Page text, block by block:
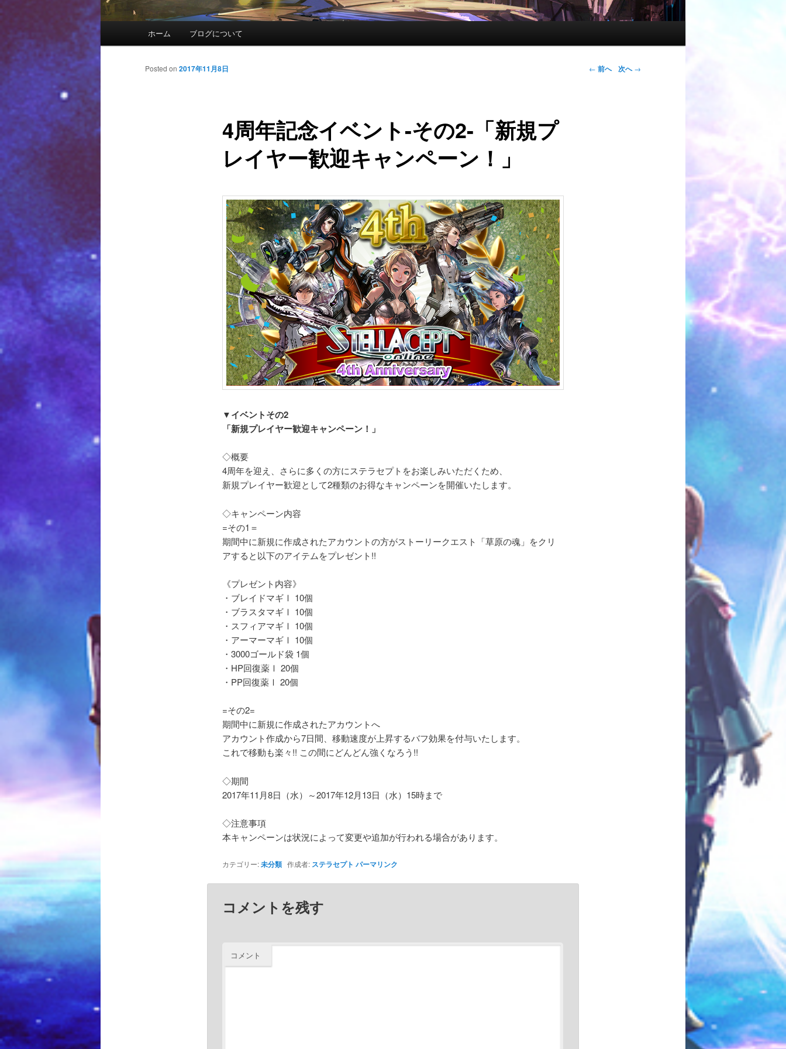
メインコンテンツへ移動
サブコンテンツへ移動
ホーム ブログについて
投稿ナビゲーション ← 前へ 次へ→
4周年記念イベント-その2-「新規プ
レイヤー歓迎キャンペーン！」
Posted on 2017年11月8日
▼イベントその2
「新規プレイヤー歓迎キャンペーン！」
◇概要
4周年を迎え、さらに多くの方にステラセプトをお楽しみいただくため、
新規プレイヤー歓迎として2種類のお得なキャンペーンを開催いたします。
◇キャンペーン内容
=その1＝
期間中に新規に作成されたアカウントの方がストーリークエスト「草原の魂」をクリ
アすると以下のアイテムをプレゼント!!
《プレゼント内容》
・ブレイドマギⅠ 10個
・ブラスタマギⅠ 10個
・スフィアマギⅠ 10個
・アーマーマギⅠ 10個
・3000ゴールド袋 1個
・HP回復薬Ⅰ 20個
・PP回復薬Ⅰ 20個
=その2=
期間中に新規に作成されたアカウントへ
アカウント作成から7日間、移動速度が上昇するバフ効果を付与いたします。
これで移動も楽々!! この間にどんどん強くなろう!!
◇期間
2017年11月8日（水）～2017年12月13日（水）15時まで
◇注意事項
本キャンペーンは状況によって変更や追加が行われる場合があります。
カテゴリー:未分類作成者: ステラセプト パーマリンク
コメントを残す
コメント